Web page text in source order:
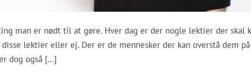
man er nødt til at gøre. Hver dag er der nogle lektier der skal
lektier eller ej. Der er de mennesker der kan overstå dem
dog også […]